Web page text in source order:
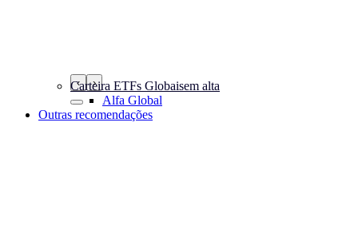
‹ ›
Carteira ETFs Globaisem alta
Alfa Global
Outras recomendações